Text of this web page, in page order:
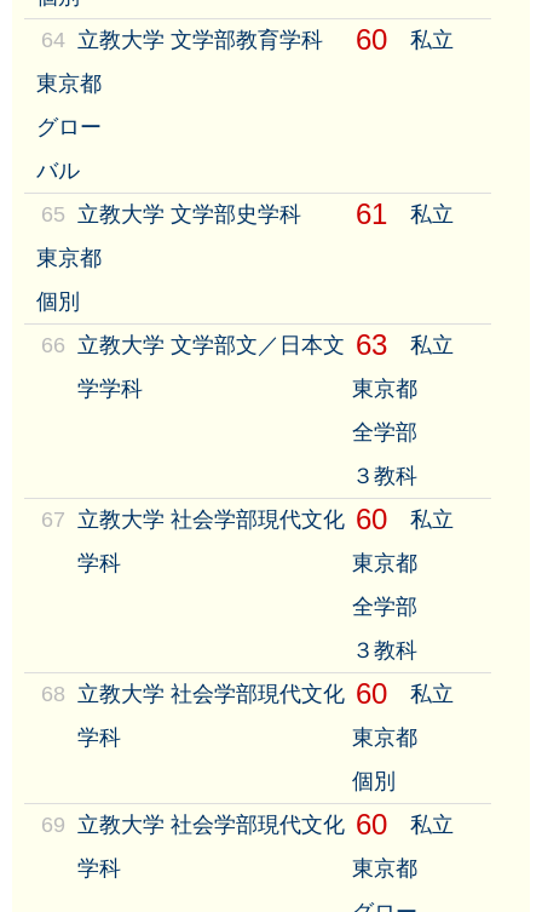
64 立教大学 文学部教育学科 60
私立
東京都
グロー
バル
65 立教大学 文学部史学科 61
私立
東京都
個別
66 立教大学 文学部文／日本文
学学科
63
私立
東京都
全学部
３教科
67 立教大学 社会学部現代文化
学科
60
私立
東京都
全学部
３教科
68 立教大学 社会学部現代文化
学科
60
私立
東京都
個別
69 立教大学 社会学部現代文化
学科
60
私立
東京都